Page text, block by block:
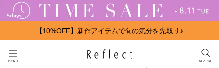
【10%OFF】新作アイテムで旬の気分を先取り♪